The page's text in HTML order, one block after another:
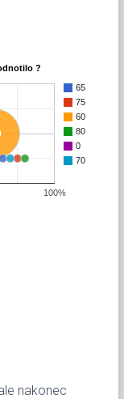
?
65
75
60
80
0
70
100%
nakonec